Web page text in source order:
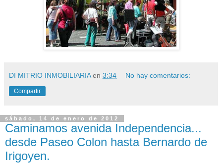
DI MITRIO INMOBILIARIA en 3:34 No hay comentarios:
Compartir
sábado, 14 de enero de 2012
Caminamos avenida Independencia...
desde Paseo Colon hasta Bernardo de
Irigoyen.